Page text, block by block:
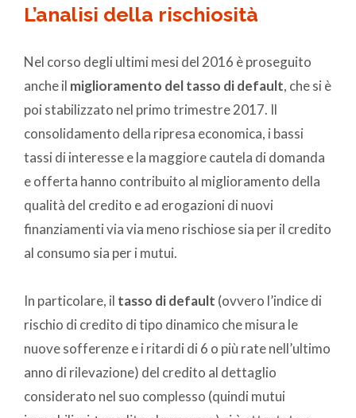
L’analisi della rischiosità
Nel corso degli ultimi mesi del 2016 è proseguito
anche il miglioramento del tasso di default, che si è
poi stabilizzato nel primo trimestre 2017. Il
consolidamento della ripresa economica, i bassi
tassi di interesse e la maggiore cautela di domanda
e offerta hanno contribuito al miglioramento della
qualità del credito e ad erogazioni di nuovi
finanziamenti via via meno rischiose sia per il credito
al consumo sia per i mutui.
In particolare, il tasso di default (ovvero l’indice di
rischio di credito di tipo dinamico che misura le
nuove sofferenze e i ritardi di 6 o più rate nell’ultimo
anno di rilevazione) del credito al dettaglio
considerato nel suo complesso (quindi mutui